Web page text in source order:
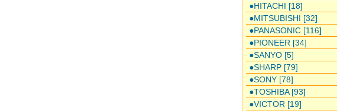
●HITACHI [18]
●MITSUBISHI [32]
●PANASONIC [116]
●PIONEER [34]
●SANYO [5]
●SHARP [79]
●SONY [78]
●TOSHIBA [93]
●VICTOR [19]